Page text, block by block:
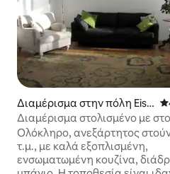
Διαμέρισμα στην πόλη Eise
nach
Διαμέρισμα στολισμένο με
στους πρόποδες του
Ολόκληρο, ανεξάρτητος
τ.μ., με καλά εξοπλισμένη,
ενσωματωμένη κουζίνα,